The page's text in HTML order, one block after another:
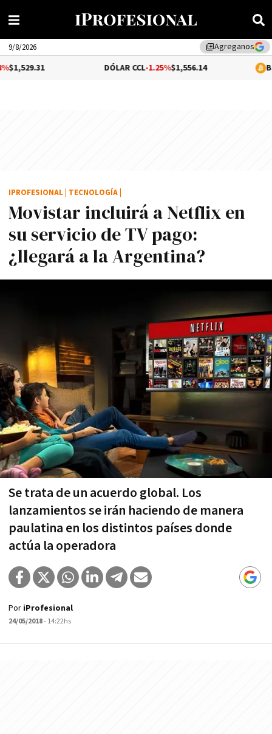
library_addAgreganos
9/8/2026
-1.25%$1,556.14 0.1%
Movistar incluirá a Netflix en
su servicio de TV pago:
¿llegará a la Argentina?
Se trata de un acuerdo global. Los
lanzamientos se irán haciendo de manera
paulatina en los distintos países donde
actúa la operadora
IPROFESIONAL TECNOLOGÍA
Por iProfesional
24/05/2018- 14:22hs